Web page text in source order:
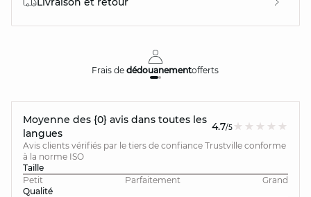
Frais dedédouanementofferts
Moyenne des {0} avis dans toutes les
langues
4.7/5
Avis clients vérifiés par le tiers de confiance Trustville conforme
à la norme ISO
Taille
Petit
Parfaitement
Grand
Qualité